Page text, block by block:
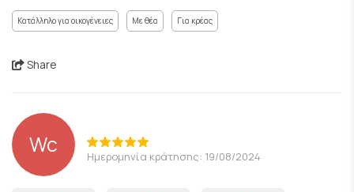
Κατάλληλο για οικογένειες Με θέα Για κρέας
Share
Wc Ημερομηνία κράτησης: 19/08/2024